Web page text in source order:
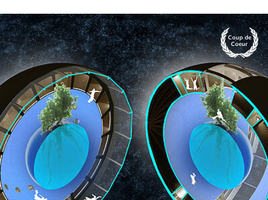
Coup de
Coeur